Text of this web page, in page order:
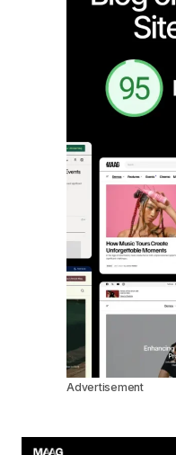
Advertisement